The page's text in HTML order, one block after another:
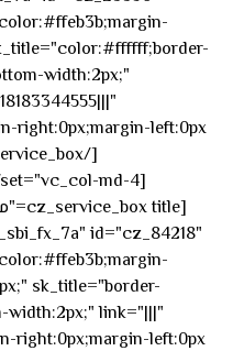
width:2px;"
right:0px;margin-left:0px;"]
id="cz_84218"
sk_title="border-
width:2px;" link="|||"